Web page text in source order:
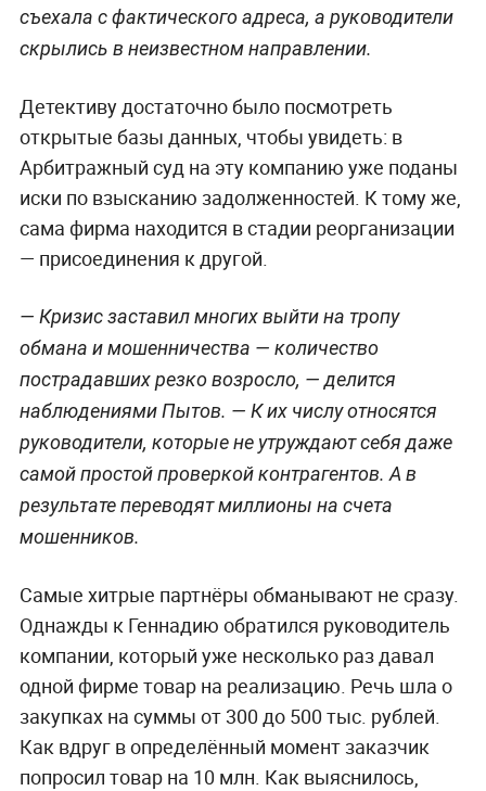
съехала с фактического адреса, а руководители
скрылись в неизвестном направлении.
Детективу достаточно было посмотреть
открытые базы данных, чтобы увидеть: в
Арбитражный суд на эту компанию уже поданы
иски по взысканию задолженностей. К тому же,
сама фирма находится в стадии реорганизации
— присоединения к другой.
— Кризис заставил многих выйти на тропу
обмана и мошенничества — количество
пострадавших резко возросло, — делится
наблюдениями Пытов. — К их числу относятся
руководители, которые не утруждают себя даже
самой простой проверкой контрагентов. А в
результате переводят миллионы на счета
мошенников.
Самые хитрые партнёры обманывают не сразу.
Однажды к Геннадию обратился руководитель
компании, который уже несколько раз давал
одной фирме товар на реализацию. Речь шла о
закупках на суммы от 300 до 500 тыс. рублей.
Как вдруг в определённый момент заказчик
попросил товар на 10 млн. Как выяснилось,